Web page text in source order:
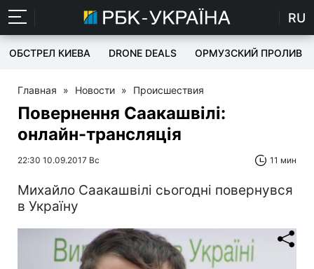
RU
ОБСТРЕЛ КИЕВА DRONE DEALS ОРМУЗСКИЙ ПРОЛИВ
Главная » Новости » Происшествия
Повернення Саакашвілі:
онлайн-трансляція
22:30 10.09.2017 Вс 11 мин
Михайло Саакашвілі сьогодні повернувся
в Україну